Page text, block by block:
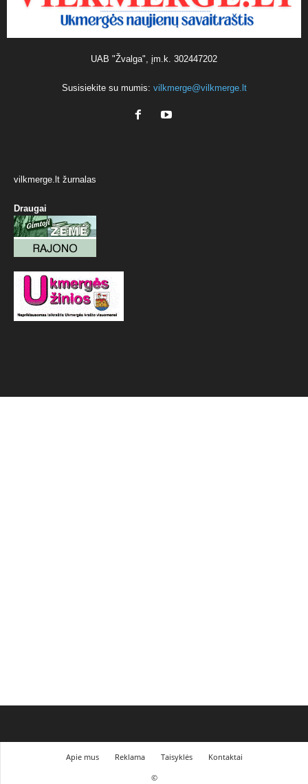
UAB "Žvalga", įm.k. 302447202
Susisiekite su mumis: vilkmerge@vilkmerge.lt
vilkmerge.lt žurnalas
Draugai
Apie mus Reklama Taisyklės
Kontaktai
©